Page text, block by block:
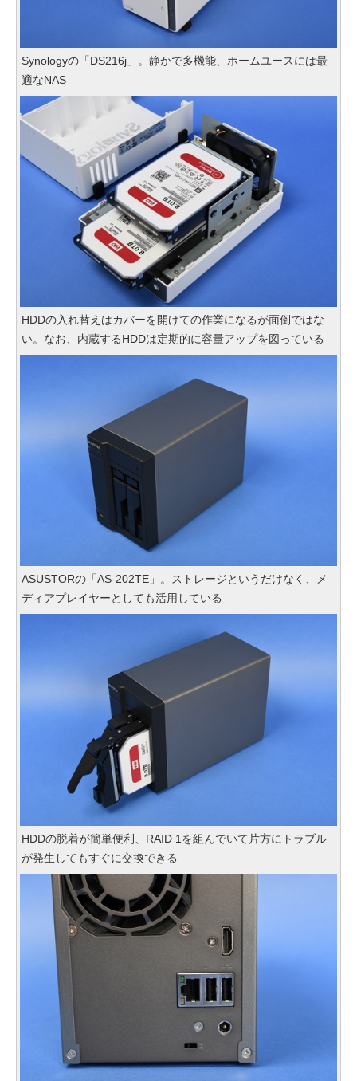
Synologyの「DS216j」。静かで多機能、ホームユースには最
適なNAS
HDDの入れ替えはカバーを開けての作業になるが面倒ではな
い。なお、内蔵するHDDは定期的に容量アップを図っている
ASUSTORの「AS-202TE」。ストレージというだけなく、メ
ディアプレイヤーとしても活用している
HDDの脱着が簡単便利、RAID 1を組んでいて片方にトラブル
が発生してもすぐに交換できる